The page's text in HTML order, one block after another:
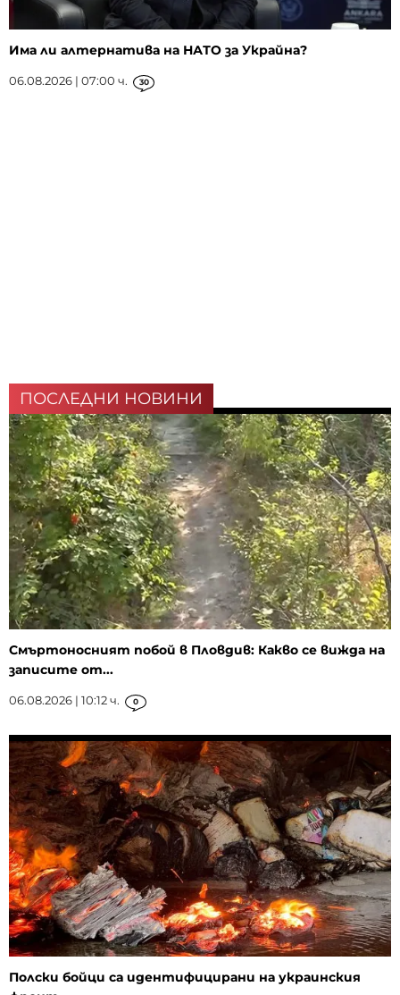
Има ли алтернатива на НАТО за Украйна?
06.08.2026 | 07:00 ч. 30
ПОСЛЕДНИ НОВИНИ
Смъртоносният побой в Пловдив: Какво се вижда на
записите от...
06.08.2026 | 10:12 ч. 0
Полски бойци са идентифицирани на украинския